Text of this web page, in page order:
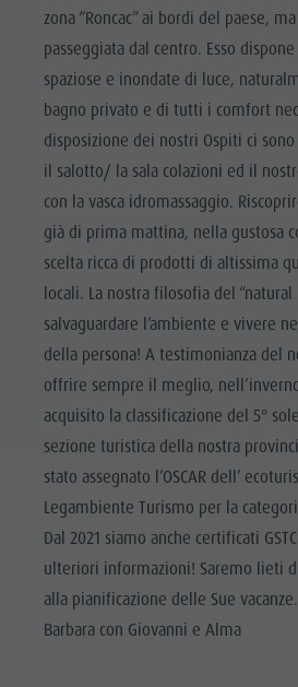
zona “Roncac” ai bordi del paese,
passeggiata dal centro. Esso
spaziose e inondate di luce,
bagno privato e di tutti i comfort
disposizione dei nostri Ospiti ci sono
il salotto/ la sala colazioni ed il
con la vasca idromassaggio.
già di prima mattina, nella gustosa
scelta ricca di prodotti di altissima
locali. La nostra filosofia del
salvaguardare l’ambiente e vivere
della persona! A testimonianza del
offrire sempre il meglio,
acquisito la classificazione del 5°
sezione turistica della nostra
stato assegnato l’OSCAR dell’
Legambiente Turismo per la
Dal 2021 siamo anche certificati
ulteriori informazioni! Saremo lieti
alla pianificazione delle Sue
Barbara con Giovanni e Alma